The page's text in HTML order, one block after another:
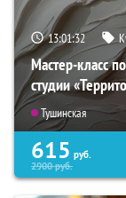
13:01:31
Мастер-класс
студии
Тушинская
615 руб.
2900руб.